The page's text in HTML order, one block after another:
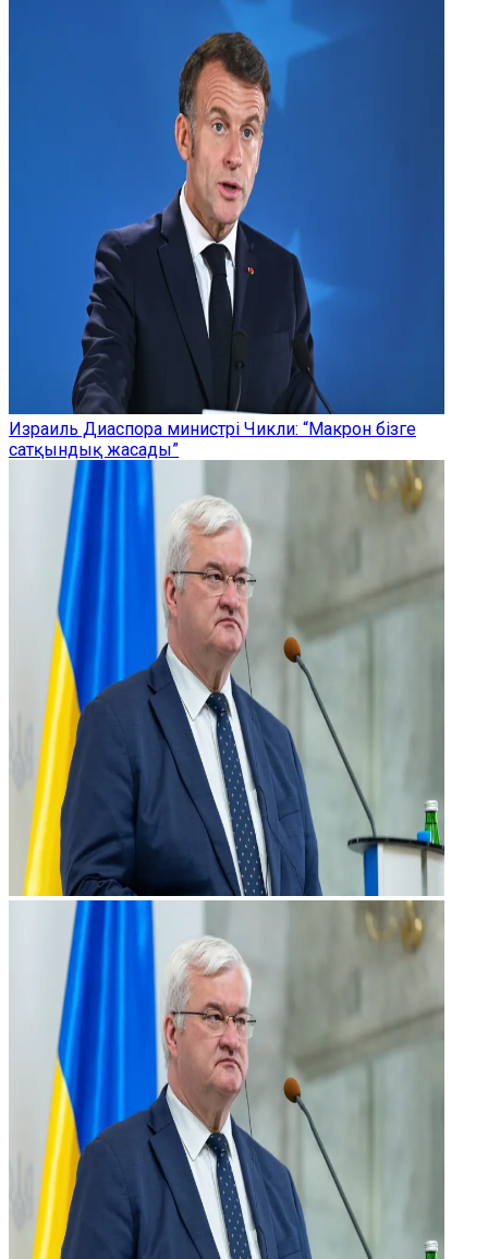
Израиль Диаспора министрі Чикли: “Макрон бізге
сатқындық жасады”